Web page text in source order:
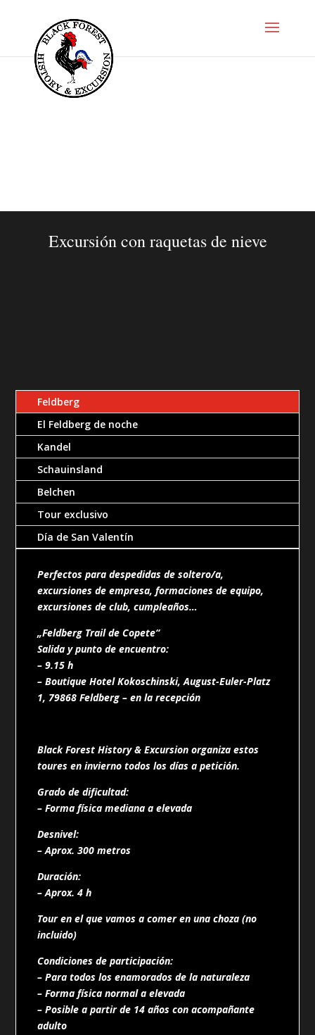
Feldberg
El Feldberg de noche
Kandel
Schauinsland
Belchen
Tour exclusivo
Día de San Valentín
Perfectos para despedidas de soltero/a,
excursiones de empresa, formaciones de equipo,
excursiones de club, cumpleaños…
„Feldberg Trail de Copete“
Salida y punto de encuentro:
– 9.15 h
– Boutique Hotel Kokoschinski, August-Euler-Platz
1, 79868 Feldberg – en la recepción
Black Forest History & Excursion organiza estos
toures en invierno todos los días a petición.
Grado de dificultad:
– Forma física mediana a elevada
Desnivel:
– Aprox. 300 metros
Duración:
– Aprox. 4 h
Tour en el que vamos a comer en una choza (no
incluido)
Condiciones de participación:
– Para todos los enamorados de la naturaleza
– Forma física normal a elevada
– Posible a partir de 14 años con acompañante
adulto